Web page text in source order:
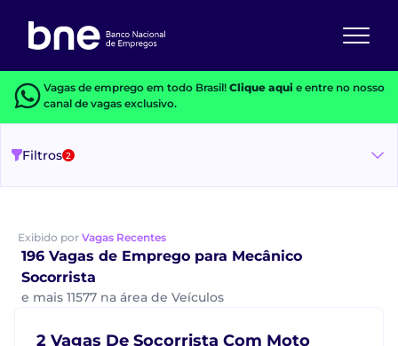
Vagas de emprego em todo Brasil! Clique aquie entre no nosso
canal de vagas exclusivo.
Filtros 2
Exibido por Vagas Recentes
196 Vagas de Emprego para Mecânico
Socorrista
e mais 11577 na área de Veículos
2 Vagas De Socorrista Com Moto